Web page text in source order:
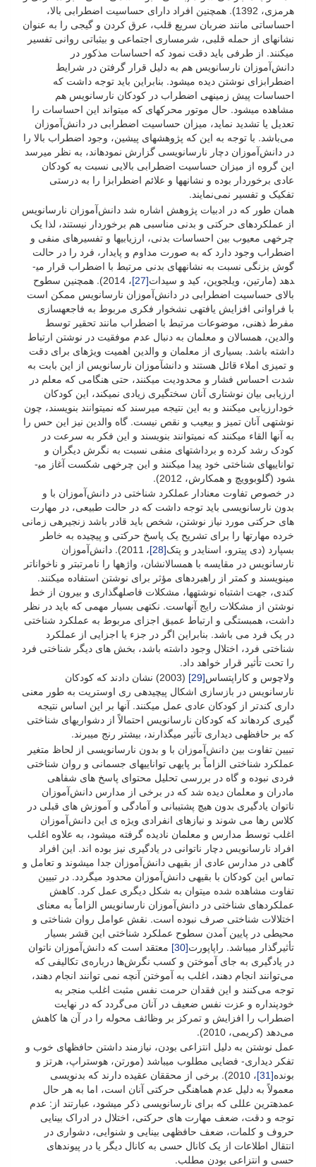
هرمزی، 1392). همچنین افراد دارای حساسیت اضطرابی بالا،
احساساتی مانند ضربان سریع قلب، عرق کردن و گیجی را به عنوان
نشانه­ای از حمله قلبی، شرمساری اجتماعی و بی­ثباتی روانی تفسیر
می­کنند. از طرفی باید دقت نمود که احساسات مذکور در
دانش‌آموزان نارسانویس هم به دلیل قرار گرفتن در شرایط
اضطراب­زای نوشتن دیده می­شود. بنابراین باید توجه داشت که
احساسات پیش زمینه­ی اضطراب در کودکان نارسانویس هم
مشاهده می­شود. حال موتور محرکه­ای که می­تواند این احساسات را
تعدیل یا تشدید نماید، میزان حساسیت اضطرابی در دانش‌آموزان
می‌باشد. با توجه به این که پژوهش­های پیشین، وجود اضطراب بالا را
در دانش‌آموزان دچار نارسانویسی گزارش نموده­اند، به نظر می­رسد
این گروه از میزان حساسیت اضطرابی بالایی نسبت به کودکان
عادی برخوردار بوده و نشانه­ها و علائم اضطراب­زا را به درستی
تفکیک و تفسیر نمی‌نمایند.
همان طور که در ادبیات پژوهش اشاره شد دانش‌آموزان نارسانویس
از عملکردهای حرکتی و بدنی مناسبی هم برخوردار نیستند، لذا یک
چرخه­ی معیوب بین احساسات بدنی، ارزیابی­ها و تفسیرهای منفی و
اضطراب وجود دارد که به صورت مداوم و پایدار، فرد را در حالت
گوش بزنگی نسبت به نشانه­های بدنی مرتبط با اضطراب قرار می­
دهد (مارتین، ویلجوین، کید و سیدات[27]
، 2014). همچنین سطوح
بالای حساسیت اضطرابی در دانش‌آموزان نارسانویس ممکن است
با فراوانی افزایش یافته­ی نشخوار فکری مربوط به فاجعه­سازی
مفرط ذهنی، موضوعات مرتبط با اضطراب مانند تحقیر توسط
والدین، همسالان و معلمان به دنبال عدم موفقیت در نوشتن ارتباط
داشته باشد. بسیاری از معلمان و والدین اهمیت ویژه­ای برای دقت
و تمیزی املاء قائل هستند و دانش­آموزان نارسانویس از این بابت به
شدت احساس فشار و محدودیت می­کنند، حتی هنگامی که معلم در
ارزیابی بیان نوشتاری آنان سخت­گیری زیادی نمی­کند، این کودکان
خودارزیابی می­کنند و به این نتیجه می­رسند که نمی­توانند بنویسند، چون
نوشته­ی آنان تمیز و بی­عیب و نقص نیست. گاه والدین نیز این حس را
به آن­ها القاء می­کنند که نمی­توانند بنویسند و این فکر به سرعت در
کودک رشد کرده و برداشت­های منفی نسبت به نگرش دیگران و
توانایی­های شناختی خود پیدا می­کنند و این چرخه­ی شکست آغاز می­
شود (گلوبوویچ و همکارش، 2012).
در خصوص تفاوت معنادار عملکرد شناختی در دانش‌آموزان با و
بدون نارسانویسی باید توجه داشت که در حالت طبیعی، در مهارت
های حرکتی مورد نیاز نوشتن، شخص باید قادر باشد زنجیره­ی زمانی
خرده مهارت­ها را برای تشریح یک پاسخ حرکتی و پیچیده به خاطر
بسپارد (دی پیترو، اسنایدر و پتک[28]
، 2011). دانش‌آموزان
نارسانویس در مقایسه با همسالانشان، واژه­ها را نامرتب­تر و ناخواناتر
می­نویسند و کم­تر از راهبردهای مؤثر برای نوشتن استفاده می­کنند.
کندی، جهت اشتباه نوشته­ها، مشکلات فاصله­گذاری و بیرون از خط
نوشتن از مشکلات رایج آن­هاست. نکته­ی بسیار مهمی که باید در نظر
داشت، همبستگی و ارتباط عمیق اجزای مربوط به عملکرد شناختی
در یک فرد می باشد. بنابراین اگر در جزء یا اجزایی از عملکرد
شناختی فرد، اختلال وجود داشته باشد، بخش های دیگر شناختی فرد
را تحت تأثیر قرار خواهد داد.
ولاچوس و کاراپتساس[29]
(2003) نشان دادند که کودکان
نارسانویس در بازسازی اشکال پیچیده­ی ری اوستریت به طور معنی
داری کندتر از کودکان عادی عمل می­کنند. آن­ها بر این اساس نتیجه
گیری کرده­اند که کودکان نارسانویس احتمالاً از دشواری­های شناختی
که بر حافظه­ی دیداری تأثیر می­گذارند، بیشتر رنج می­برند.
تبیین تفاوت بین دانش‌آموزان با و بدون نارسانویسی از لحاظ متغیر
عملکرد شناختی الزاماً بر پایه­ی توانایی­های جسمانی و روان شناختی
فردی نبوده و گاه در بررسی تحلیل محتوای پاسخ های شفاهی
مادران و معلمان دیده شد که در برخی از مدارس دانش‌آموزان
ناتوان یادگیری بدون هیچ پشتیبانی و آمادگی و آموزش های قبلی در
کلاس رها می شوند و نیازهای انفرادی ویژه ی این دانش‌آموزان
اغلب توسط مدارس و معلمان نادیده گرفته می­شود، به علاوه اغلب
افراد نارسانویس دچار ناتوانی در یادگیری نیز بوده اند. این افراد
گاهی در مدارس عادی از بقیه­ی دانش‌آموزان جدا می­شوند و تعامل و
تماس این کودکان با بقیه­ی دانش‌آموزان محدود می­گردد. در تبیین
تفاوت مشاهده شده می­توان به شکل دیگری عمل کرد. کاهش
عملکردهای شناختی در دانش‌آموزان نارسانویس الزاماً به معنای
اختلالات شناختی صرف نبوده است. نقش عوامل روان شناختی و
محیطی در پایین آمدن سطوح عملکرد شناختی این قشر بسیار
تأثیرگذار می­باشد. راپاپورت[30]
معتقد است که دانش‌آموزان ناتوان
در یادگیری به جای آموختن و کسب نگرش‌ها درباره‌ی تکالیفی که
می‌توانند انجام دهند، اغلب به آموختن آنچه نمی توانند انجام دهند،
توجه می‌کنند و این فقدان حرمت نفس مثبت اغلب منجر به
خودپنداره و عزت نفس ضعیف در آنان می‌گردد که در نهایت
اضطراب را افزایش و تمرکز بر وظائف محوله را در آن ها کاهش
می‌دهد (کریمی، 2010).
عمل نوشتن به دلیل انتزاعی بودن، نیازمند داشتن حافظه­ای خوب و
تفکر دیداری- فضایی مطلوب می­باشد (مورتن، هوستراپ، هرتز و
بونده[31]
، 2010). برخی از محققان عقیده دارند که بدنویسی
معمولاً به دلیل عدم هماهنگی حرکتی آنان است، اما به هر حال
عمده­ترین عللی که برای نارسانویسی ذکر می­شود، عبارتند از: عدم
توجه و دقت، ضعف مهارت های حرکتی، اختلال در ادراک بینایی
حروف و کلمات، ضعف حافظه­ی بینایی و شنوایی، دشواری در
انتقال اطلاعات از یک کانال حسی به کانال دیگر یا در پیوندهای
حسی و انتزاعی بودن مطلب.